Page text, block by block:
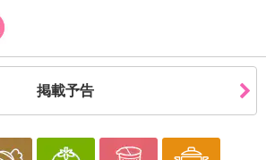
掲載予告